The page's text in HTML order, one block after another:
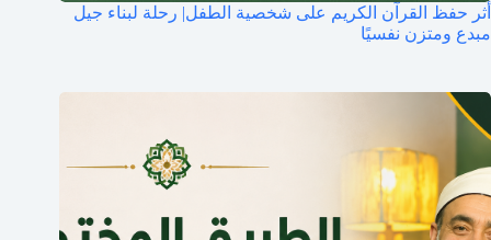
أثر حفظ القرآن الكريم على شخصية الطفل| رحلة لبناء جيل
مبدع ومتزن نفسيًا